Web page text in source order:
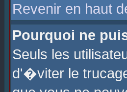
Revenir en haut
Pourquoi ne
Seuls les
d'�viter le